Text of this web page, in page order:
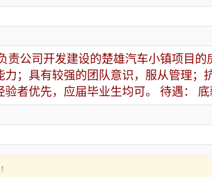
责公司开发建设的楚雄汽车小镇项目
力；具有较强的团队意识，服从管理
验者优先，应届毕业生均可。 待遇：